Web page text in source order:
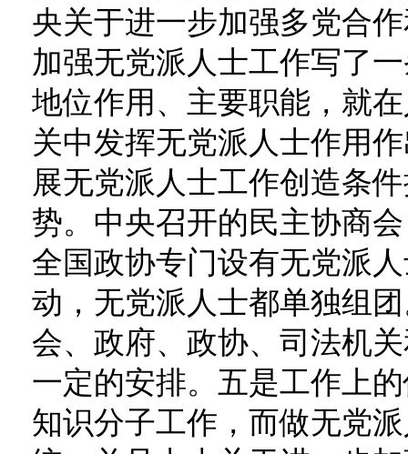
央关于进一步加强多党合
加强无党派人士工作写了
地位作用、主要职能，就
关中发挥无党派人士作用
展无党派人士工作创造条
势。中央召开的民主协商
全国政协专门设有无党派
动，无党派人士都单独组
会、政府、政协、司法机
一定的安排。五是工作上
知识分子工作，而做无党